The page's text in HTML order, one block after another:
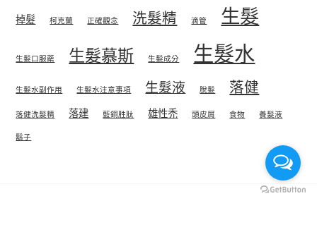
掉髮 柯克蘭 正確觀念 洗髮精 滴管 生髮
生髮口服藥 生髮慕斯 生髮成分 生髮水
生髮水副作用 生髮水注意事項 生髮液 脫髮 落健
落健洗髮精 落建 藍銅胜肽 雄性禿 頭皮屑 食物 養髮液
鬍子